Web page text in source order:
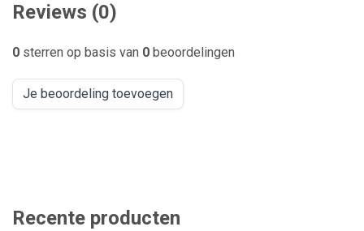
Reviews (0)
0 sterren op basis van 0 beoordelingen
Je beoordeling toevoegen
Recente producten